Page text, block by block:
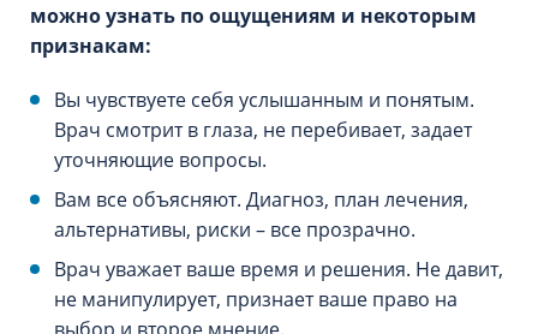
можно узнать по ощущениям и некоторым
признакам:
Вы чувствуете себя услышанным и понятым.
Врач смотрит в глаза, не перебивает, задает
уточняющие вопросы.
Вам все объясняют. Диагноз, план лечения,
альтернативы, риски – все прозрачно.
Врач уважает ваше время и решения. Не давит,
не манипулирует, признает ваше право на